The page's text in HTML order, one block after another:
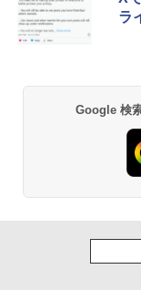
ラ
Google 検